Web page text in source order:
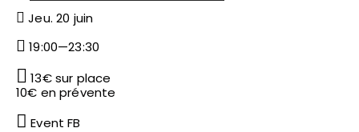
Jeu. 20 juin
19:00—23:30
13€ sur place
10€ en prévente
Event FB